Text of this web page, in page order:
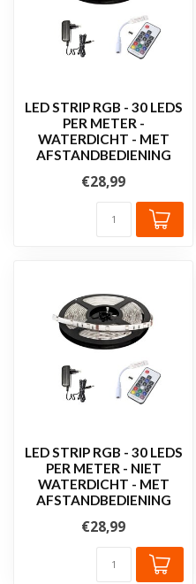
LED STRIP RGB - 30 LEDS
PER METER -
WATERDICHT - MET
AFSTANDBEDIENING
€28,99
LED STRIP RGB - 30 LEDS
PER METER - NIET
WATERDICHT - MET
AFSTANDBEDIENING
€28,99